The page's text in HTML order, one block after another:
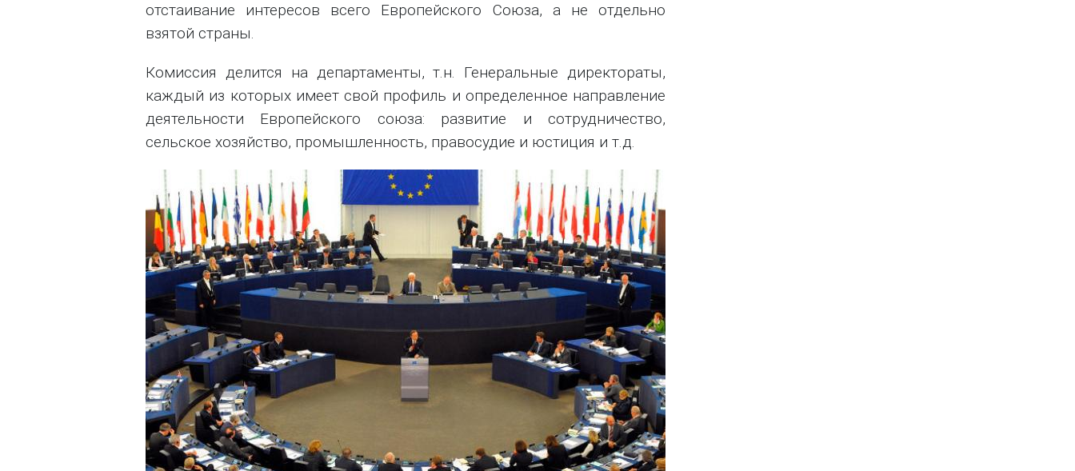
отстаивание интересов всего Европейского Союза, а не отдельно
взятой страны.
Комиссия делится на департаменты, т.н. Генеральные директораты,
каждый из которых имеет свой профиль и определенное направление
деятельности Европейского союза: развитие и сотрудничество,
сельское хозяйство, промышленность, правосудие и юстиция и т.д.